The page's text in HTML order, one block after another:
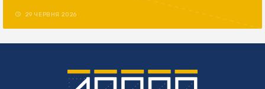
29 ЧЕРВНЯ 2026